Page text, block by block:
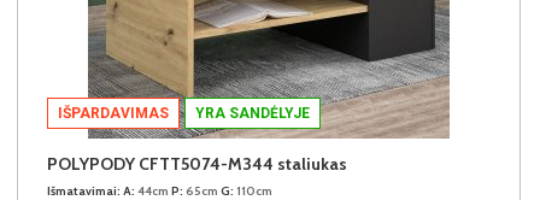
IŠPARDAVIMAS YRA SANDĖLYJE
POLYPODY CFTT5074-M344 staliukas
Išmatavimai: A: 44cm P: 65cm G: 110cm